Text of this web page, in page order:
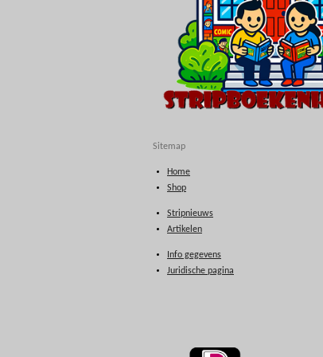
Sitemap
Home
Shop
Stripnieuws
Artikelen
Info gegevens
Juridische pagina